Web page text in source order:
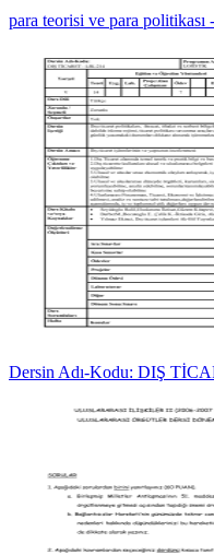
para teorisi ve para
Dersin Adı-Kodu: DIŞ